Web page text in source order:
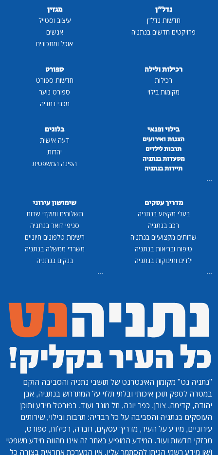
נדל"ן
חדשות נדל"ן
פרויקטים חדשים בנתניה
מגזין
עיצוב וסטייל
אנשים
אוכל ומתכונים
רכילות ולילה
רכילות
מקומות בילוי
ספורט
חדשות ספורט
ספורט נוער
מכבי נתניה
בילוי ופנאי
הצגות ואירועים
תרבות לילדים
מסעדות בנתניה
תיירות בנתניה
בלוגים
דעה אישית
יהדות
הפינה המשפטית
מדריך עסקים
בעלי מקצוע בנתניה
רכב בנתניה
שרותים מקצועיים בנתניה
טיפוח ובריאות בנתניה
ילדים ותינוקות בנתניה
שימושון עירוני
תשלומים ומוקדי שרות
סניפי דואר בנתניה
רשימת טלפונים חיוניים
משרדי ממשלה בנתניה
בנקים בנתניה
"נתניה נט" מקומון האינטרנט של תושבי נתניה והסביבה הוקם
במטרה לספק תוכן איכותי ובלתי תלוי על המתרחש בנתניה, אבן
יהודה, קדימה, צורן, כפר יונה, תל מונד ועוד. בפורטל מידע ותוכן
העוסקים בנתניה והסביבה על כל רבדיה: תרבות ובילוי, שירותים
עירוניים, מידע על העיר, מדריך עסקים, חברה, רכילות, ספורט,
מבזקי חדשות ועוד. המידע המופיע באתר זה אינו מהווה מידע משפטי
ו/או מידע רשמי הניתן להסתמך עליו. אין המערכת אחראית בצורה כל